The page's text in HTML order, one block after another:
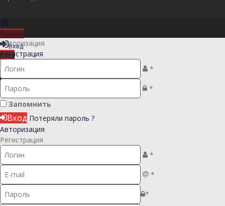
Главная
Вход
Вход
Регистрация
Регистрация
Авторизация
Регистрация
*
*
Запомнить
Вход Потеряли пароль ?
Авторизация
Регистрация
*
*
*